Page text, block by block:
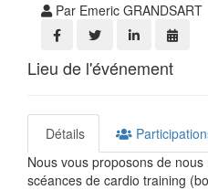
Par Emeric GRANDSART
Lieu de l'événement
Détails
Nous vous proposons de
scéances de cardio training